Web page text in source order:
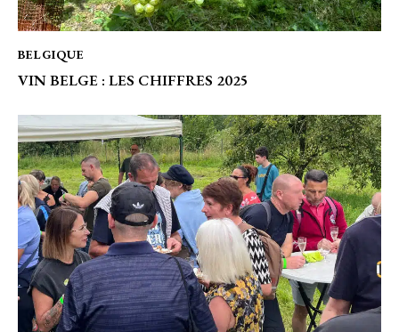
BELGIQUE
VIN BELGE : LES CHIFFRES 2025